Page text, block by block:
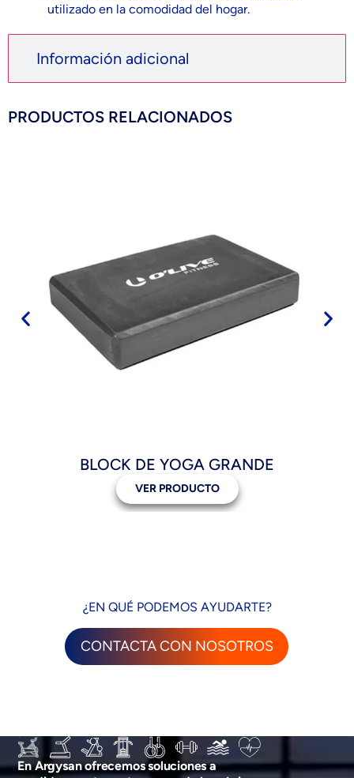
Información adicional
utilizado en la comodidad del hogar.
PRODUCTOS RELACIONADOS
BLOCK DE YOGA GRANDE
VER PRODUCTO
¿EN QUÉ PODEMOS AYUDARTE?
CONTACTA CON NOSOTROS
En Argysan ofrecemos soluciones a